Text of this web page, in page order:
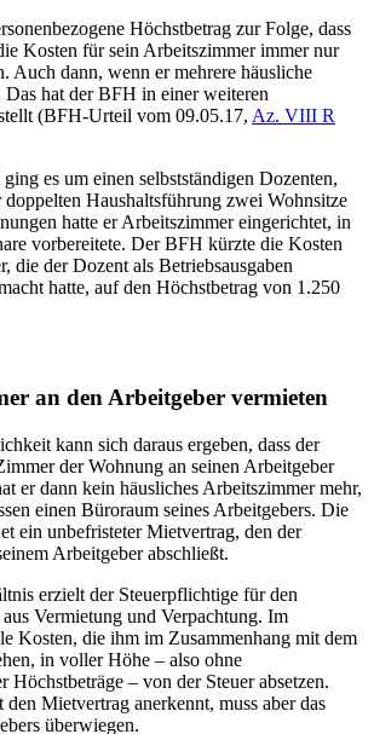
Höchstbetrag zur Folge, dass
Kosten für sein Arbeitszimmer immer nur
Auch dann, wenn er mehrere häusliche
hat der BFH in einer weiteren
(BFH-Urteil vom 09.05.17, Az. VIII R
es um einen selbstständigen Dozenten,
doppelten Haushaltsführung zwei Wohnsitze
hatte er Arbeitszimmer eingerichtet, in
vorbereitete. Der BFH kürzte die Kosten
die der Dozent als Betriebsausgaben
hatte, auf den Höchstbetrag von 1.250
an den Arbeitgeber vermieten
kann sich daraus ergeben, dass der
der Wohnung an seinen Arbeitgeber
er dann kein häusliches Arbeitszimmer mehr,
einen Büroraum seines Arbeitgebers. Die
ein unbefristeter Mietvertrag, den der
Arbeitgeber abschließt.
erzielt der Steuerpflichtige für den
Vermietung und Verpachtung. Im
Kosten, die ihm im Zusammenhang mit dem
in voller Höhe – also ohne
Höchstbeträge – von der Steuer absetzen.
Mietvertrag anerkennt, muss aber das
überwiegen.